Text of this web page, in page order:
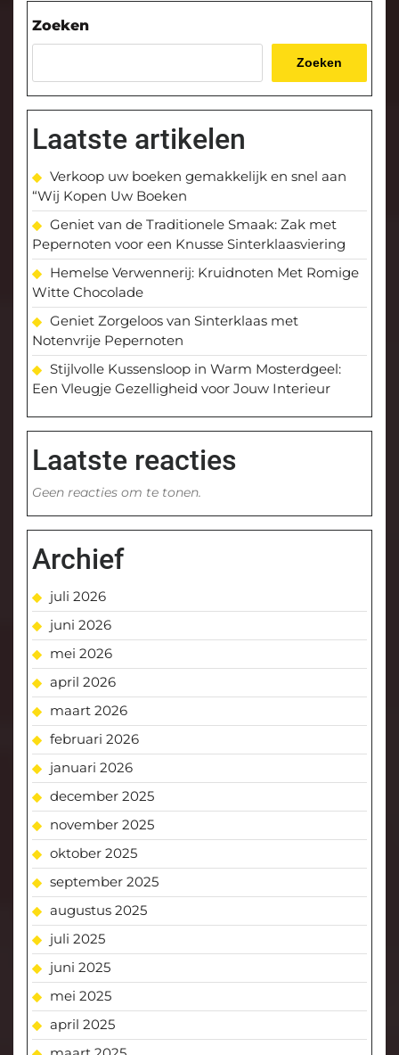
Zoeken
Zoeken
Laatste artikelen
Verkoop uw boeken gemakkelijk en snel aan
“Wij Kopen Uw Boeken
Geniet van de Traditionele Smaak: Zak met
Pepernoten voor een Knusse Sinterklaasviering
Hemelse Verwennerij: Kruidnoten Met Romige
Witte Chocolade
Geniet Zorgeloos van Sinterklaas met
Notenvrije Pepernoten
Stijlvolle Kussensloop in Warm Mosterdgeel:
Een Vleugje Gezelligheid voor Jouw Interieur
Laatste reacties
Geen reacties om te tonen.
Archief
juli 2026
juni 2026
mei 2026
april 2026
maart 2026
februari 2026
januari 2026
december 2025
november 2025
oktober 2025
september 2025
augustus 2025
juli 2025
juni 2025
mei 2025
april 2025